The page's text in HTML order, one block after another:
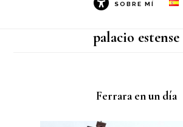
SOBRE MÍ
palacio estense
Ferrara en un día